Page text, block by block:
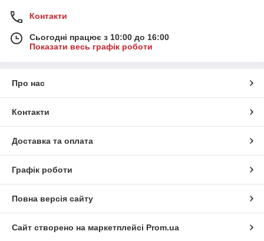
Контакти
Сьогодні працює з 10:00 до 16:00
Показати весь графік роботи
Про нас
Контакти
Доставка та оплата
Графік роботи
Повна версія сайту
Сайт створено на маркетплейсі Prom.ua